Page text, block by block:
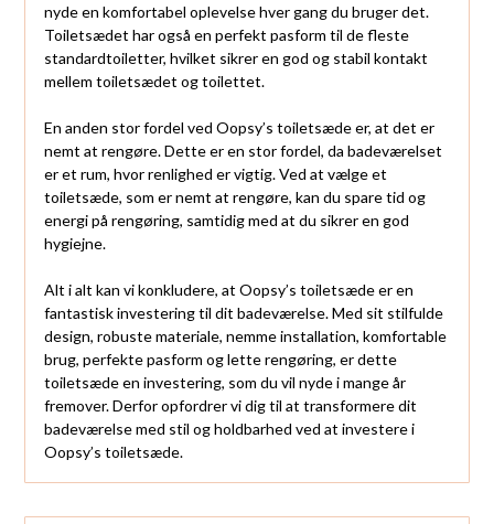
nyde en komfortabel oplevelse hver gang du bruger det.
Toiletsædet har også en perfekt pasform til de fleste
standardtoiletter, hvilket sikrer en god og stabil kontakt
mellem toiletsædet og toilettet.
En anden stor fordel ved Oopsy’s toiletsæde er, at det er
nemt at rengøre. Dette er en stor fordel, da badeværelset
er et rum, hvor renlighed er vigtig. Ved at vælge et
toiletsæde, som er nemt at rengøre, kan du spare tid og
energi på rengøring, samtidig med at du sikrer en god
hygiejne.
Alt i alt kan vi konkludere, at Oopsy’s toiletsæde er en
fantastisk investering til dit badeværelse. Med sit stilfulde
design, robuste materiale, nemme installation, komfortable
brug, perfekte pasform og lette rengøring, er dette
toiletsæde en investering, som du vil nyde i mange år
fremover. Derfor opfordrer vi dig til at transformere dit
badeværelse med stil og holdbarhed ved at investere i
Oopsy’s toiletsæde.